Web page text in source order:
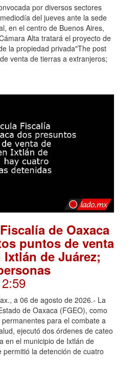
por diversos sectores
del jueves ante la sede
en el centro de Buenos Aires,
Alta tratará el proyecto de
la propiedad privada"The post
venta de tierras a extranjeros;
de Oaxaca
puntos de venta
de Juárez;
a 06 de agosto de 2026.- La
de Oaxaca (FGEO), como
para el combate a
ejecutó dos órdenes de cateo
en el municipio de Ixtlán de
la detención de cuatro